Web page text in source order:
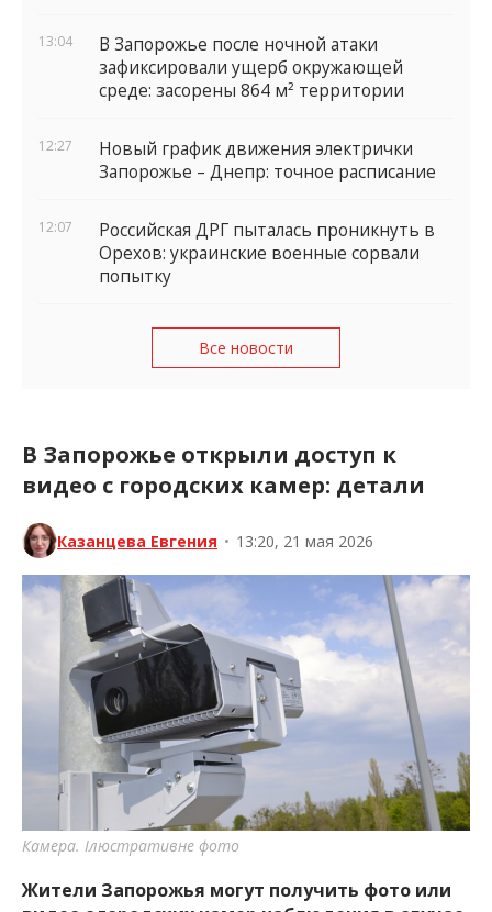
13:04
В Запорожье после ночной атаки
зафиксировали ущерб окружающей
среде: засорены 864 м² территории
12:27
Новый график движения электрички
Запорожье – Днепр: точное расписание
12:07
Российская ДРГ пыталась проникнуть в
Орехов: украинские военные сорвали
попытку
Все новости
В Запорожье открыли доступ к
видео с городских камер: детали
Казанцева Евгения • 13:20, 21 мая 2026
Камера. Ілюстративне фото
Жители Запорожья могут получить фото или